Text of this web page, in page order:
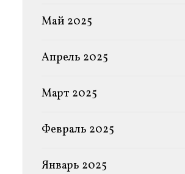
Май 2025
Апрель 2025
Март 2025
Февраль 2025
Январь 2025